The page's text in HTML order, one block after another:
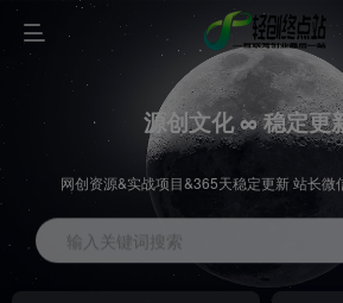
源创文化 ∞ 稳定更
网创资源&实战项目&365天稳定更新 站长微
输入关键词搜索